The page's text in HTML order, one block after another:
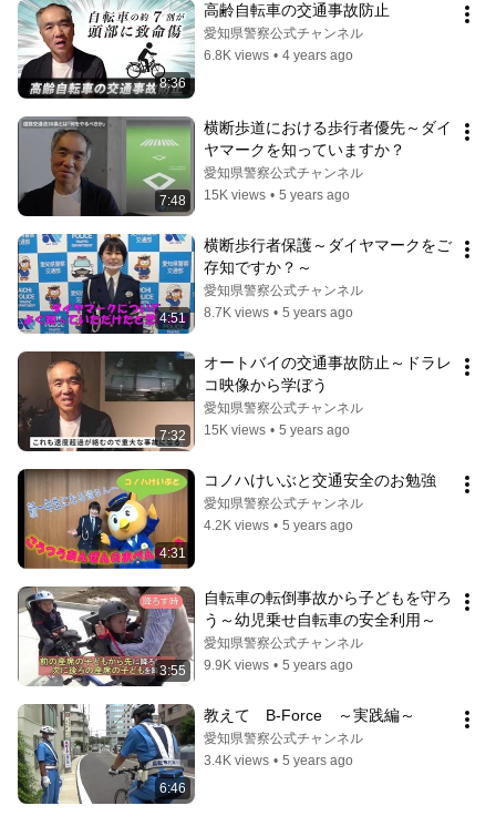
8:36
高齢自転車の交通事故防止
愛知県警察公式チャンネル
6.8K views • 4 years ago
7:48
横断歩道における歩行者優先～ダイ
ヤマークを知っていますか？
愛知県警察公式チャンネル
15K views • 5 years ago
4:51
横断歩行者保護～ダイヤマークをご
存知ですか？～
愛知県警察公式チャンネル
8.7K views • 5 years ago
7:32
オートバイの交通事故防止～ドラレ
コ映像から学ぼう
愛知県警察公式チャンネル
15K views • 5 years ago
4:31
コノハけいぶと交通安全のお勉強
愛知県警察公式チャンネル
4.2K views • 5 years ago
3:55
自転車の転倒事故から子どもを守ろ
う～幼児乗せ自転車の安全利用～
愛知県警察公式チャンネル
9.9K views • 5 years ago
6:46
教えて　B-Force　～実践編～
愛知県警察公式チャンネル
3.4K views • 5 years ago